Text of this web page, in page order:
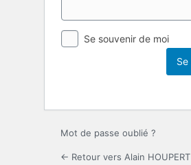
Se souvenir de moi
Mot de passe oublié ?
← Retour vers Alain HOUPERT